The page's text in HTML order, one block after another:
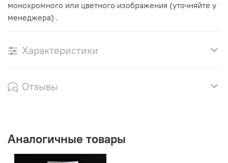
монохромного или цветного изображения (уточняйте у
менеджера) .
Характеристики
Отзывы
Аналогичные товары